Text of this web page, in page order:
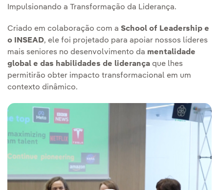
Impulsionando a Transformação da Liderança.
Criado em colaboração com a School of Leadership e
o INSEAD, ele foi projetado para apoiar nossos líderes
mais seniores no desenvolvimento da mentalidade
global e das habilidades de liderança que lhes
permitirão obter impacto transformacional em um
contexto dinâmico.